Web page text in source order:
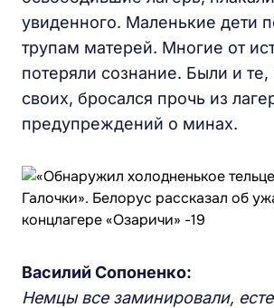
увиденного. Маленькие дети
трупам матерей. Многие от
потеряли сознание. Были и те,
своих, бросался прочь из
предупреждений о минах.
Василий Сопоненко:
Немцы все заминировали,